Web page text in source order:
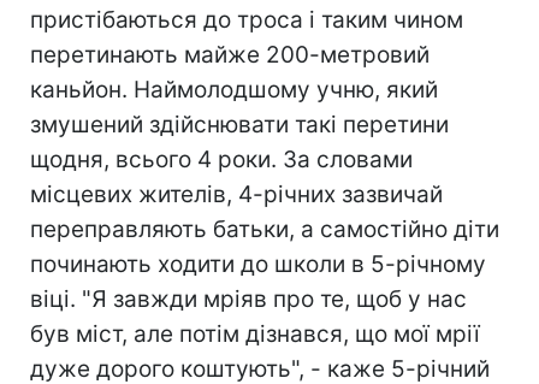
пристібаються до троса і таким чином
перетинають майже 200-метровий
каньйон. Наймолодшому учню, який
змушений здійснювати такі перетини
щодня, всього 4 роки. За словами
місцевих жителів, 4-річних зазвичай
переправляють батьки, а самостійно діти
починають ходити до школи в 5-річному
віці. "Я завжди мріяв про те, щоб у нас
був міст, але потім дізнався, що мої мрії
дуже дорого коштують", - каже 5-річний